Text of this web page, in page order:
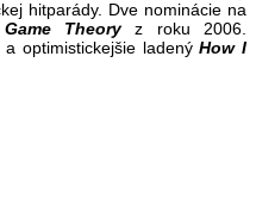
hitparády. Dve nominácie na
Game Theoryz roku 2006.
a optimistickejšie ladenýHow I